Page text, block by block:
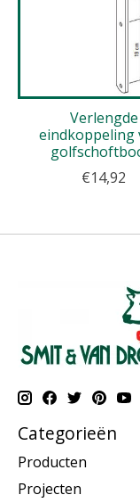
Verlengde
eindkoppeling
€14,92
Categorieën
Producten
Projecten